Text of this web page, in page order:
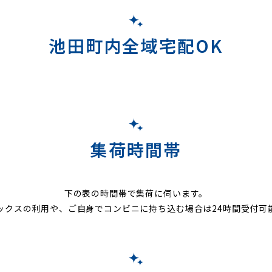
池田町内全域宅配OK
集荷時間帯
下の表の時間帯で集荷に伺います。
クスの利用や、ご自身でコンビニに持ち込む場合は24時間受付可